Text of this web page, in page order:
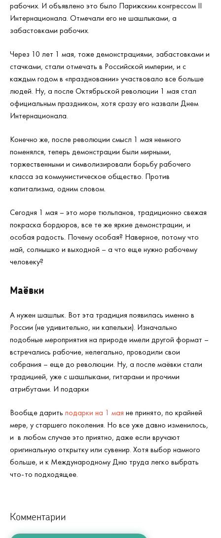
рабочих. И объявлено это было Парижским конгрессом II
Интернационала. Отмечали его не шашлыками, а
забастовками рабочих.
Через 10 лет 1 мая, тоже демонстрациями, забастовками и
стачками, стали отмечать в Российской империи, и с
каждым годом в «праздновании» участвовало все больше
людей. Ну, а после Октябрьской революции 1 мая стал
официальным праздником, хотя сразу его назвали Днем
Интернационала.
Конечно же, после революции смысл 1 мая немного
поменялся, теперь демонстрации были мирными,
торжественными и символизировали борьбу рабочего
класса за коммунистическое общество. Против
капитализма, одним словом.
Сегодня 1 мая – это море тюльпанов, традиционно свежая
покраска бордюров, все те же яркие демонстрации, и
особая радость. Почему особая? Наверное, потому что
май, солнышко и выходной – а что еще нужно рабочему
человеку?
Маёвки
А нужен шашлык. Вот эта традиция появилась именно в
России (не удивительно, ни капельки). Изначально
подобные мероприятия на природе имели другой формат –
встречались рабочие, нелегально, проводили свои
собрания – еще до революции. Ну, а после маёвки стали
традицией, уже с шашлыками, гитарами и прочими
атрибутами. И подарки
Вообще дарить подарки на 1 мая не принято, по крайней
мере, у старшего поколения. Но все уже давно изменилось,
и в любом случае это приятно, даже если вручают
оригинальную открытку или сувенир. Хотя выбор намного
больше, и к Международному Дню труда легко выбрать
что-то подходящее.
Комментарии